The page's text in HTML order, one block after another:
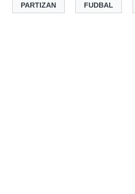
PARTIZAN FUDBAL